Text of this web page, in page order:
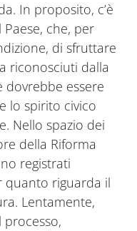
In proposito, c’è
che, per
di sfruttare
riconosciuti dalla
dovrebbe essere
lo spirito civico
Nello spazio dei
della Riforma
registrati
quanto riguarda il
Lentamente,
processo,